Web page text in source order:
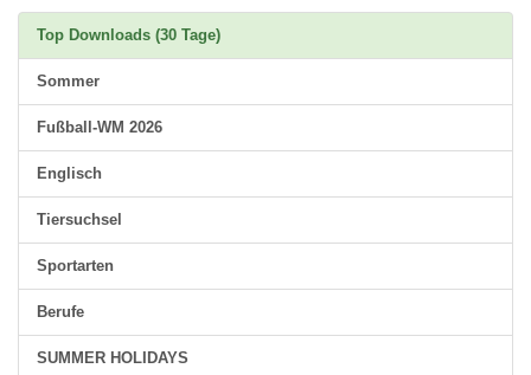
Top Downloads (30 Tage)
Sommer
Fußball-WM 2026
Englisch
Tiersuchsel
Sportarten
Berufe
SUMMER HOLIDAYS